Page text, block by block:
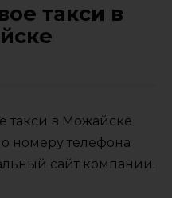
такси в
такси в Можайске
номеру телефона
сайт компании.